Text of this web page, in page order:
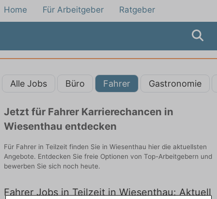
Home Für Arbeitgeber Ratgeber
Alle Jobs Büro Fahrer Gastronomie
Jetzt für Fahrer Karrierechancen in
Wiesenthau entdecken
Für Fahrer in Teilzeit finden Sie in Wiesenthau hier die aktuellsten
Angebote. Entdecken Sie freie Optionen von Top-Arbeitgebern und
bewerben Sie sich noch heute.
Fahrer Jobs in Teilzeit in Wiesenthau: Aktuell